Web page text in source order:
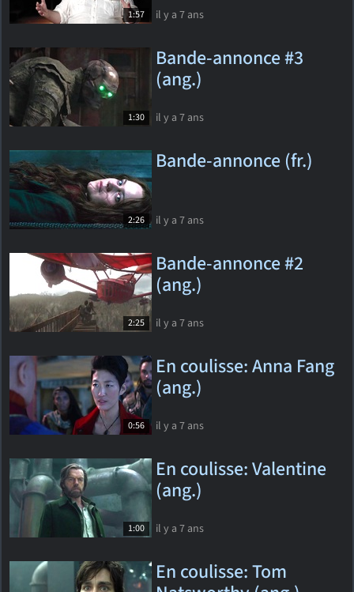
1:57 il y a 7 ans
1:30
Bande-annonce #3
(ang.)
il y a 7 ans
2:26
Bande-annonce (fr.)
il y a 7 ans
2:25
Bande-annonce #2
(ang.)
il y a 7 ans
0:56
En coulisse: Anna Fang
(ang.)
il y a 7 ans
1:00
En coulisse: Valentine
(ang.)
il y a 7 ans
En coulisse: Tom